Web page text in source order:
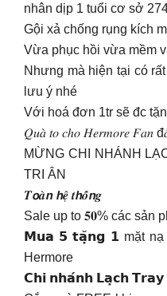
nhân dịp 1 tuổi cơ sở
Gội xả chống rụng kích
Vừa phục hồi vừa mềm
Nhưng mà hiện tại có
lưu ý nhé
Với hoá đơn 1tr sẽ đc
𝑄𝑢𝑎̀ 𝑡𝑜 𝑐ℎ𝑜 𝐻𝑒𝑟𝑚𝑜𝑟𝑒 𝐹𝑎𝑛
MỪNG CHI NHÁNH
TRI ÂN
𝑻𝙤𝒂̀𝙣 𝙝𝒆̣̂ 𝒕𝙝𝒐̂́𝙣𝒈
Sale up to 𝟓𝟎% các sản
𝗠𝘂𝗮 𝟱 𝘁𝗮̣̆𝗻𝗴 𝟭 mặt nạ
Hermore
𝗖𝗵𝗶 𝗻𝗵𝗮́𝗻𝗵 𝗟𝗮̣𝗰𝗵 𝗧𝗿𝗮𝘆